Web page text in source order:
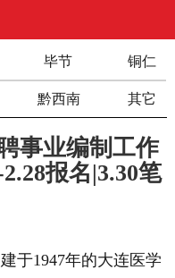
毕节 铜仁
黔西南 其它
事业编制工作
报名|3.30笔
1947年的大连医学